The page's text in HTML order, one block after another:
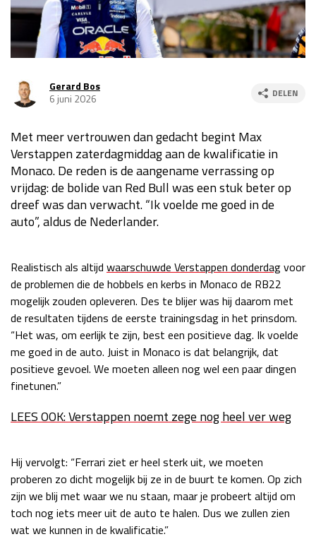
Race
za 13:00 - 15:00
Kwalificatie
za 23:00 - 00:00
Race
zo 21:00 - 23:00
Kwalificatie
za 22:00 - 23:00
Race
zo 21:00 - 23:00
Kwalificatie
za 19:00 - 20:00
Race
zo 18:00 - 20:00
LAS VEGAS GRAND PRIX 2026 20 - 22 nov
Kwalificatie
za 05:00 - 06:00
Race
GP QATAR 2026
GP ABU DHABI 2026 04 - 06 dec
Kwalificatie
za 15:00 - 16:00
Gerard Bos
6 juni 2026
DELEN
Met meer vertrouwen dan gedacht begint Max
Verstappen zaterdagmiddag aan de kwalificatie in
Monaco. De reden is de aangename verrassing op
vrijdag: de bolide van Red Bull was een stuk beter op
dreef was dan verwacht. “Ik voelde me goed in de
auto”, aldus de Nederlander.
Realistisch als altijd waarschuwde Verstappen donderdagvoor
de problemen die de hobbels en kerbs in Monaco de RB22
mogelijk zouden opleveren. Des te blijer was hij daarom met
de resultaten tijdens de eerste trainingsdag in het prinsdom.
“Het was, om eerlijk te zijn, best een positieve dag. Ik voelde
me goed in de auto. Juist in Monaco is dat belangrijk, dat
positieve gevoel. We moeten alleen nog wel een paar dingen
finetunen.”
LEES OOK: Verstappen noemt zege nog heel ver weg
Hij vervolgt: “Ferrari ziet er heel sterk uit, we moeten
proberen zo dicht mogelijk bij ze in de buurt te komen. Op zich
zijn we blij met waar we nu staan, maar je probeert altijd om
toch nog iets meer uit de auto te halen. Dus we zullen zien
wat we kunnen in de kwalificatie.”